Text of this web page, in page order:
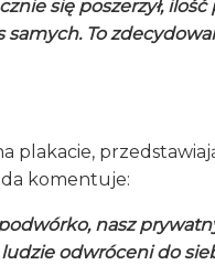
się poszerzył,
To
plakacie,
komentuje:
nasz
ludzie odwróceni do